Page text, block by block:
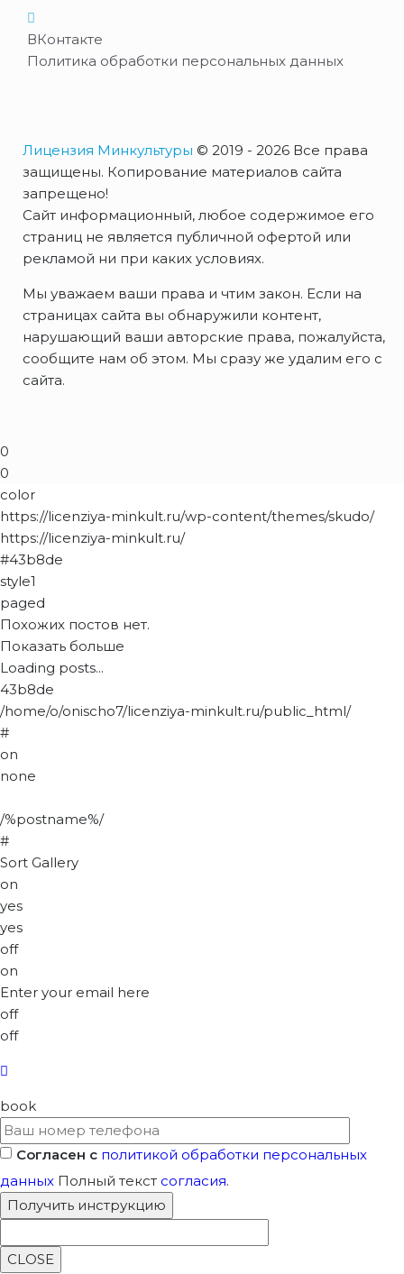
ВКонтакте
Политика обработки персональных данных
Лицензия Минкультуры © 2019 - 2026 Все права
защищены. Копирование материалов сайта
запрещено!
Сайт информационный, любое содержимое его
страниц не является публичной офертой или
рекламой ни при каких условиях.
Мы уважаем ваши права и чтим закон. Если на
страницах сайта вы обнаружили контент,
нарушающий ваши авторские права, пожалуйста,
сообщите нам об этом. Мы сразу же удалим его с
сайта.
0
0
color
https://licenziya-minkult.ru/wp-content/themes/skudo/
https://licenziya-minkult.ru/
#43b8de
style1
paged
Похожих постов нет.
Показать больше
Loading posts...
43b8de
/home/o/onischo7/licenziya-minkult.ru/public_html/
#
on
none
/%postname%/
#
Sort Gallery
on
yes
yes
off
on
Enter your email here
off
off
book
Согласен с политикой обработки персональных
данных Полный текст согласия.
CLOSE